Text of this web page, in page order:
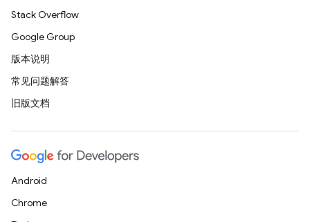
Stack Overflow
Google Group
版本说明
常见问题解答
旧版文档
Android
Chrome